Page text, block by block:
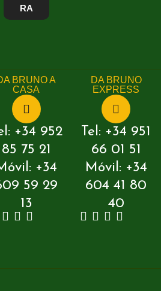
RA
BRUNO A
CASA
+34 952
85 75 21
+34
59 29
13
DA BRUNO
EXPRESS
Tel: +34 951
66 01 51
Móvil: +34
604 41 80
40